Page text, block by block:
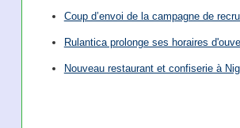
Coup d’envoi de la campagne de
Rulantica prolonge ses horaires
Nouveau restaurant et confiserie à